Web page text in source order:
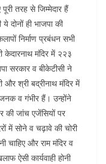
तरह से जिम्मेदार हैं
दोनों ही भाजपा की
निर्माण प्रबंधन सभी
मंदिर में २२३
सरकार व बीकेटीसी ने
श्री बद्रीनाथ मंदिर में
व गंभीर हैं। उन्होंने
की जांच एजेंसियों पर
में सोने व चढ़ावे की चोरी
और राम मंदिर व
ऐसी कार्यवाही होनी